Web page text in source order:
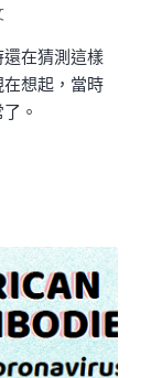
在猜測這樣
想起，當時
。